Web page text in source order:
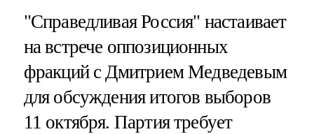
"Справедливая Россия" настаивает
на встрече оппозиционных
фракций с Дмитрием Медведевым
для обсуждения итогов выборов
11 октября. Партия требует